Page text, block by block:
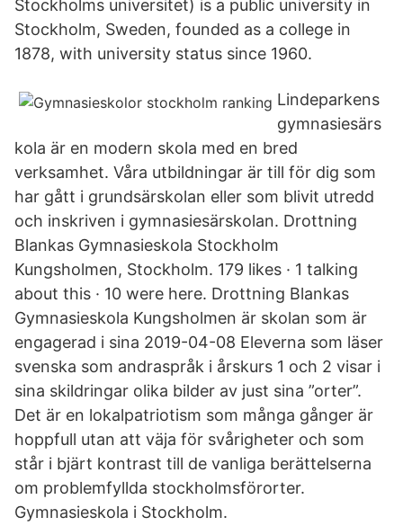
Stockholms universitet) is a public university in
Stockholm, Sweden, founded as a college in
1878, with university status since 1960.
Lindeparkens
gymnasiesärs
kola är en modern skola med en bred
verksamhet. Våra utbildningar är till för dig som
har gått i grundsärskolan eller som blivit utredd
och inskriven i gymnasiesärskolan. Drottning
Blankas Gymnasieskola Stockholm
Kungsholmen, Stockholm. 179 likes · 1 talking
about this · 10 were here. Drottning Blankas
Gymnasieskola Kungsholmen är skolan som är
engagerad i sina 2019-04-08 Eleverna som läser
svenska som andraspråk i årskurs 1 och 2 visar i
sina skildringar olika bilder av just sina ”orter”.
Det är en lokalpatriotism som många gånger är
hoppfull utan att väja för svårigheter och som
står i bjärt kontrast till de vanliga berättelserna
om problemfyllda stockholmsförorter.
Gymnasieskola i Stockholm.